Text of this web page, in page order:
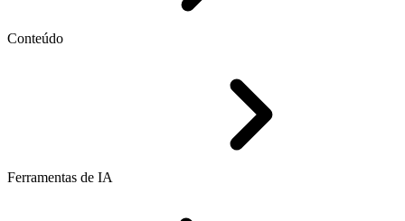
Conteúdo
Ferramentas de IA